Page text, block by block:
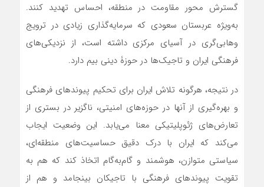
گسترش محور مقاومت در منطقه، احساس تهدید کنند.
به‌ویژه عربستان سعودی که سرمایه‌گذاری زیادی در ترویج
وهابی‌گری در آسیای مرکزی داشته است، از نزدیکی‌های
فرهنگی ایران و تاجیک‌ها در حوزۀ دینی بیم دارد.
در نتیجه، هرگونه تلاش ایران برای تحکیم پیوندهای فرهنگی
و بهره‌گیری از آنها در حوزه‌های امنیتی، ناگزیر در بستری از
تعارض‌های ژئوپلیتیکی معنا می‌یابد. این وضعیت ایجاب
می‌کند که ایران با درک دقیق حساسیت‌های منطقه‌ای،
سیاستی متوازن، هوشمند و گام‌به‌گام اتخاذ کند که هم به
تقویت پیوندهای فرهنگی با تاجیکان بینجامد و هم از